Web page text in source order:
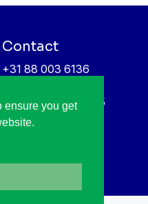
ensure you get
Contact
+31 88 003 6136
High Tech Campus 5
5656 AE Eindhoven